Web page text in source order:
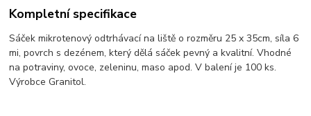
Kompletní specifikace
Sáček mikrotenový odtrhávací na liště o rozměru 25 x 35cm, síla 6
mi, povrch s dezénem, který dělá sáček pevný a kvalitní. Vhodné
na potraviny, ovoce, zeleninu, maso apod. V balení je 100 ks.
Výrobce Granitol.